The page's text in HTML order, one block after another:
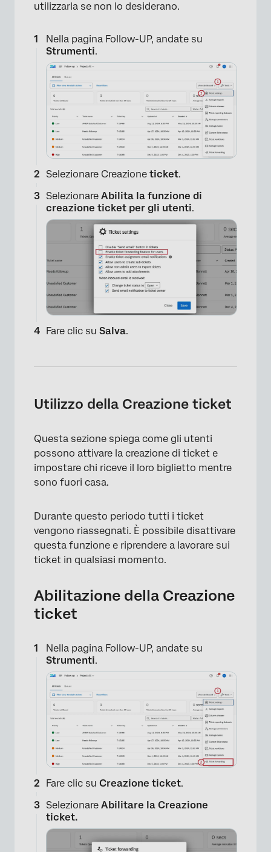
utilizzarla se non lo desiderano.
Nella pagina Follow-UP, andate su
Strumenti.
Selezionare Creazione ticket.
Selezionare Abilita la funzione di
creazione ticket per gli utenti.
Fare clic su Salva.
Utilizzo della Creazione ticket
Questa sezione spiega come gli utenti
possono attivare la creazione di ticket e
impostare chi riceve il loro biglietto mentre
sono fuori casa.
Durante questo periodo tutti i ticket
vengono riassegnati. È possibile disattivare
questa funzione e riprendere a lavorare sui
ticket in qualsiasi momento.
Abilitazione della Creazione
ticket
Nella pagina Follow-UP, andate su
Strumenti.
Fare clic su Creazione ticket.
Selezionare Abilitare la Creazione
ticket.